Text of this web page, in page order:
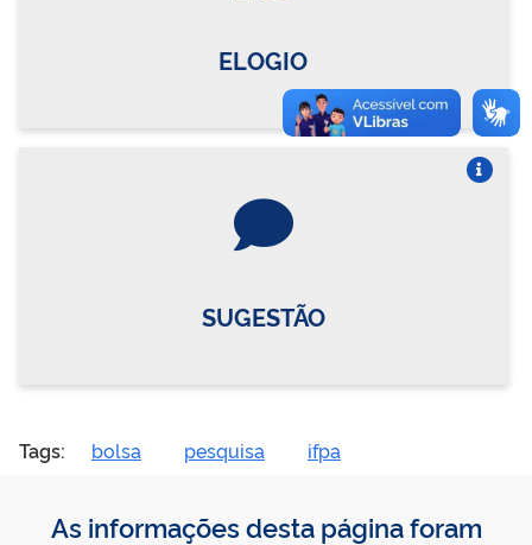
ELOGIO
SUGESTÃO
Tags: bolsa pesquisa ifpa
As informações desta página foram